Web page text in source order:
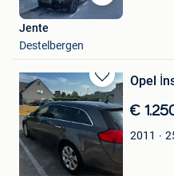
Bewaren
in
Jente
Destelbergen
Bewaren
in
Mijn
Favorieten
Opel
€
2011
Cet
Destelbergen